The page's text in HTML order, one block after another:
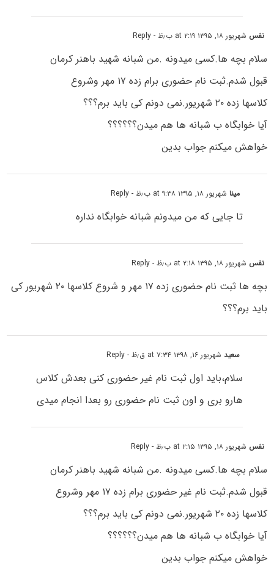
نفس شهریور ۱۸, ۱۳۹۵ at ۲:۱۹ ب٫ظ - Reply
سلام بچه ها.کسی میدونه .من شبانه شهید باهنر کرمان
قبول شدم.ثبت نام حضوری برام زده ۱۷ مهر وشروع
کلاسها زده ۲۰ شهریور.نمی دونم کی باید برم؟؟؟
آیا خوابگاه ب شبانه ها هم میدن؟؟؟؟؟؟
خواهش میکنم جواب بدین
میناشهریور ۱۸, ۱۳۹۵ at ۹:۳۸ ب٫ظ - Reply
تا جایی که من میدونم شبانه خوابگاه نداره
نفس شهریور ۱۸, ۱۳۹۵ at ۲:۱۸ ب٫ظ - Reply
بچه ها ثبت نام حضوری زده ۱۷ مهر و شروع کلاسها ۲۰ شهریور کی
باید برم؟؟؟
سعیدشهریور ۱۶, ۱۳۹۸ at ۷:۳۴ ق٫ظ - Reply
سلام،باید اول ثبت نام غیر حضوری کنی بعدش کلاس
هارو بری و اون ثبت نام حضوری رو بعدا انجام میدی
نفس شهریور ۱۸, ۱۳۹۵ at ۲:۱۵ ب٫ظ - Reply
سلام بچه ها.کسی میدونه .من شبانه شهید باهنر کرمان
قبول شدم.ثبت نام غیر حضوری برام زده ۱۷ مهر وشروع
کلاسها زده ۲۰ شهریور.نمی دونم کی باید برم؟؟؟
آیا خوابگاه ب شبانه ها هم میدن؟؟؟؟؟؟
خواهش میکنم جواب بدین